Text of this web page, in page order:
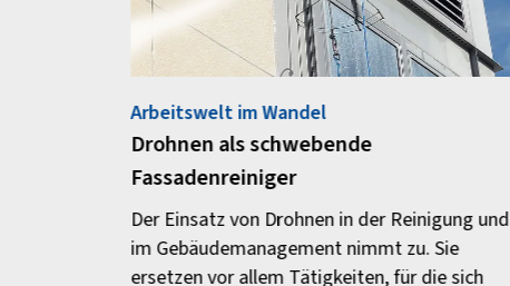
Arbeitswelt im Wandel
Drohnen als schwebende
Fassadenreiniger
Der Einsatz von Drohnen in der Reinigung und
im Gebäudemanagement nimmt zu. Sie
ersetzen vor allem Tätigkeiten, für die sich